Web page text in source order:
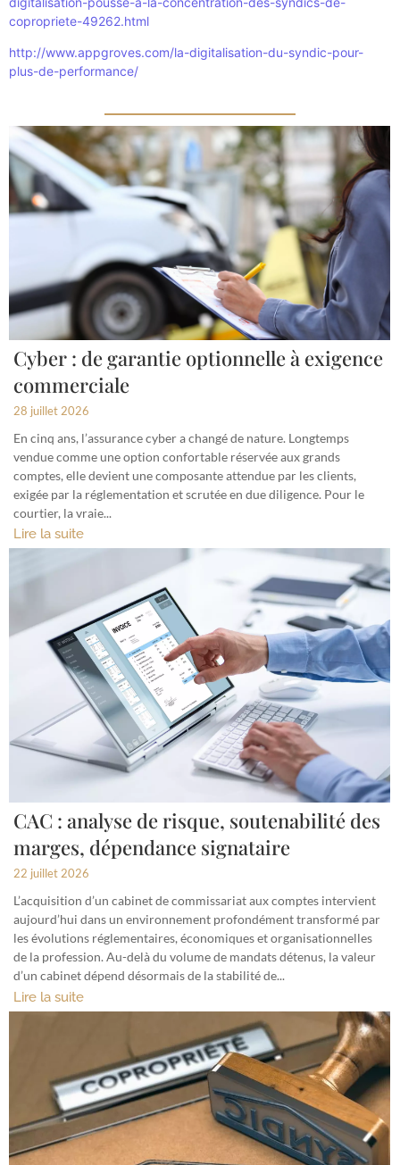
copropriete-49262.html
http://www.appgroves.com/la-digitalisation-du-syndic-pour-
plus-de-performance/
Cyber : de garantie optionnelle à exigence
commerciale
28 juillet 2026
En cinq ans, l’assurance cyber a changé de nature. Longtemps
vendue comme une option confortable réservée aux grands
comptes, elle devient une composante attendue par les clients,
exigée par la réglementation et scrutée en due diligence. Pour le
courtier, la vraie...
Lire la suite
CAC : analyse de risque, soutenabilité des
marges, dépendance signataire
22 juillet 2026
L’acquisition d’un cabinet de commissariat aux comptes intervient
aujourd’hui dans un environnement profondément transformé par
les évolutions réglementaires, économiques et organisationnelles
de la profession. Au-delà du volume de mandats détenus, la valeur
d’un cabinet dépend désormais de la stabilité de...
Lire la suite